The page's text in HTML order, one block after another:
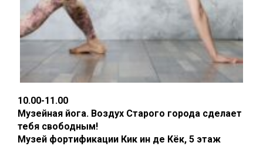
10.00-11.00
Музейная йога. Воздух Старого города сделает
тебя свободным!
Музей фортификации Кик ин де Кёк, 5 этаж